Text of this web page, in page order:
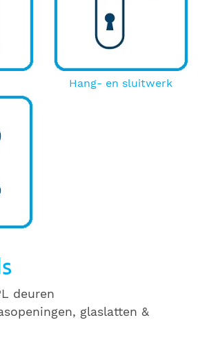
Hang- en sluitwerk
deuren
glaslatten &